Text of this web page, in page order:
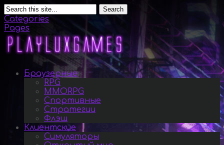
Search
Categories
Pages
Браузерные
RPG
MMORPG
Спортивные
Стратегии
Флэш
Клиентские
Симуляторы